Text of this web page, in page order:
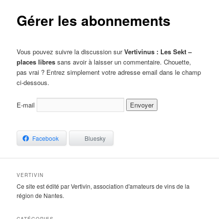
Gérer les abonnements
Vous pouvez suivre la discussion surVertivinus : Les Sekt –
places libres sans avoir à laisser un commentaire. Chouette,
pas vrai ? Entrez simplement votre adresse email dans le champ
ci-dessous.
E-mail
Facebook Bluesky
VERTIVIN
Ce site est édité par Vertivin, association d'amateurs de vins de la
région de Nantes.